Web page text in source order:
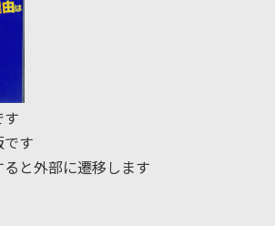
す
です
と外部に遷移します